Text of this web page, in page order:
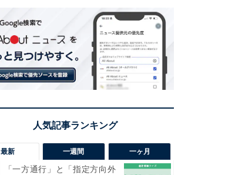
最新 一週間 一ヶ月
「一方通行」と「指定方向外